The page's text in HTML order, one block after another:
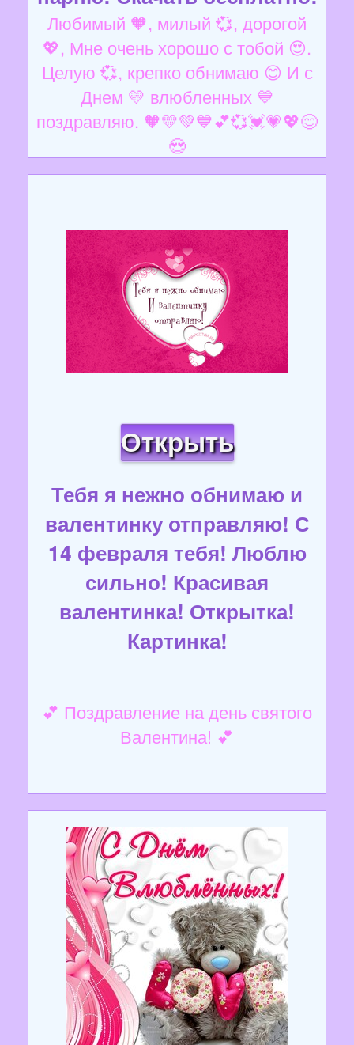
Любимый 🧡, милый 💞, дорогой
💖, Мне очень хорошо с тобой 😍.
Целую 💞, крепко обнимаю 😊 И с
Днем 💛 влюбленных 💙
поздравляю. 🧡💛💚💙💕💞💓💗💖😊
😍
Открыть
Тебя я нежно обнимаю и
валентинку отправляю! С
14 февраля тебя! Люблю
сильно! Красивая
валентинка! Открытка!
Картинка!
💕 Поздравление на день святого
Валентина! 💕